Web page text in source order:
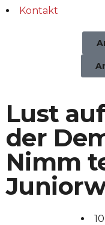
Kontakt
Lust
der
Nimm